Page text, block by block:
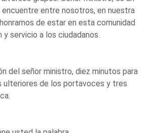
encuentre entre nosotros, en nuestra
de estar en esta comunidad
servicio a los ciudadanos.
del señor ministro, diez minutos para
ulteriores de los portavoces y tres